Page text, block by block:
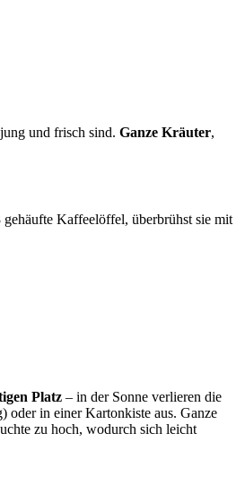
und frisch sind. Ganze Kräuter,
Kaffeelöffel, überbrühst sie mit
Platz – in der Sonne verlieren die
oder in einer Kartonkiste aus. Ganze
zu hoch, wodurch sich leicht